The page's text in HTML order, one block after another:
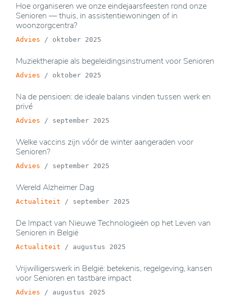
Hoe organiseren we onze eindejaarsfeesten rond onze
Senioren — thuis, in assistentiewoningen of in
woonzorgcentra?
Advies / oktober 2025
Muziektherapie als begeleidingsinstrument voor Senioren
Advies / oktober 2025
Na de pensioen: de ideale balans vinden tussen werk en
privé
Advies / september 2025
Welke vaccins zijn vóór de winter aangeraden voor
Senioren?
Advies / september 2025
Wereld Alzheimer Dag
Actualiteit / september 2025
De Impact van Nieuwe Technologieën op het Leven van
Senioren in België
Actualiteit / augustus 2025
Vrijwilligerswerk in België: betekenis, regelgeving, kansen
voor Senioren en tastbare impact
Advies / augustus 2025